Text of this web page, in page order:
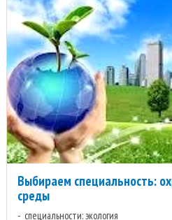
Выбираем специальность:
среды
специальности: экология